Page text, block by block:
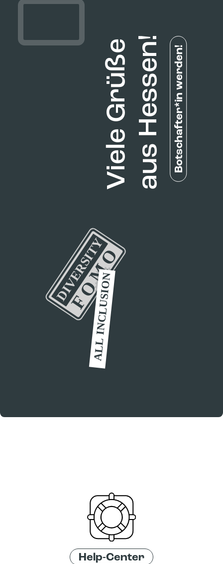
Botschafter*in werden!
Help-Center